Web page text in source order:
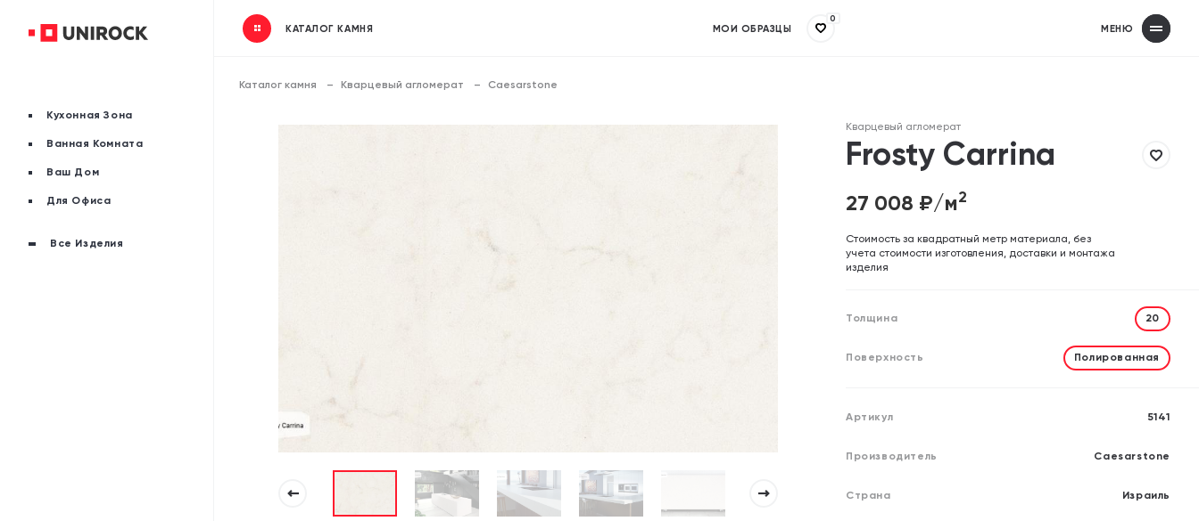
Кухонная Зона
Ванная Комната
Ваш Дом
Для Офиса
Все Изделия
КАТАЛОГ КАМНЯ МОИ ОБРАЗЦЫ
0
МЕНЮ
Каталог камня Кварцевый агломерат Caesarstone
Кварцевый агломерат
Frosty Carrina
27 008 ₽/м2
Cтоимость за квадратный метр материала, без
учета стоимости изготовления, доставки и монтажа
изделия
Толщина 20
Поверхность Полированная
Артикул 5141
Производитель Caesarstone
Страна Израиль